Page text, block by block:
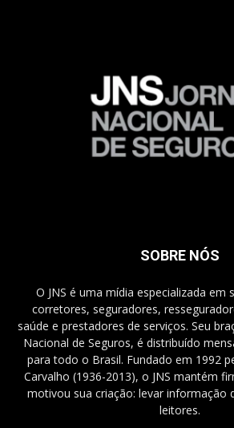
SOBRE NÓS
O JNS é uma mídia especializada em
corretores, seguradores,
saúde e prestadores de serviços. Seu
Nacional de Seguros, é distribuído
para todo o Brasil. Fundado em 1992
Carvalho (1936-2013), o JNS mantém
motivou sua criação: levar informação
leitores.